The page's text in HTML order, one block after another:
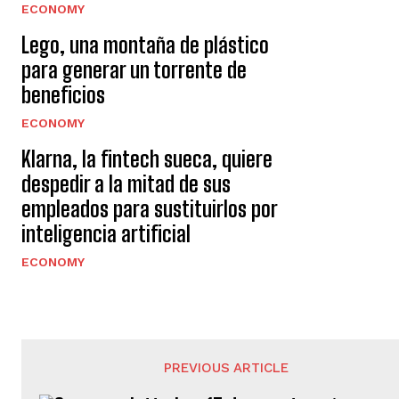
ECONOMY
Lego, una montaña de plástico
para generar un torrente de
beneficios
ECONOMY
Klarna, la fintech sueca, quiere
despedir a la mitad de sus
empleados para sustituirlos por
inteligencia artificial
ECONOMY
PREVIOUS ARTICLE